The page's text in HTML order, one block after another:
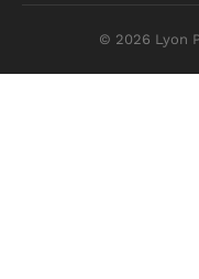
© 2026 Lyon